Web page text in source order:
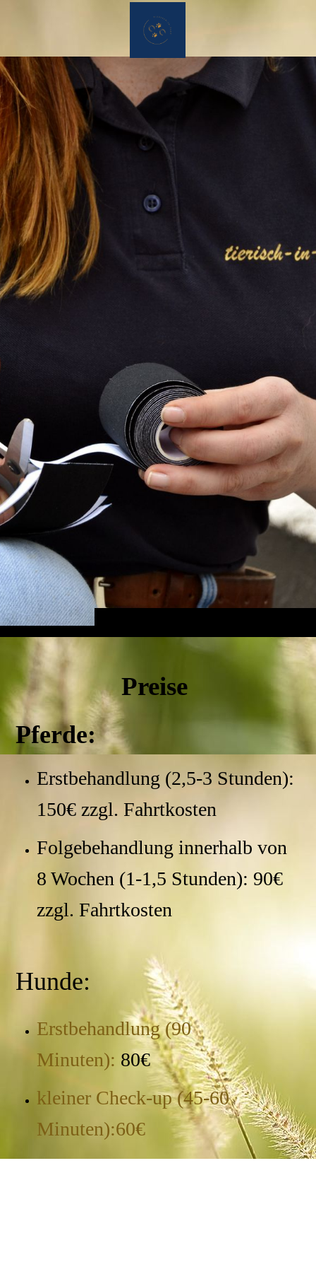
Preise
Pferde:
Erstbehandlung (2,5-3 Stunden):
150€ zzgl. Fahrtkosten
Folgebehandlung innerhalb von
8 Wochen (1-1,5 Stunden): 90€
zzgl. Fahrtkosten
Hunde:
Erstbehandlung (90
Minuten): 80€
kleiner Check-up (45-60
Minuten):60€